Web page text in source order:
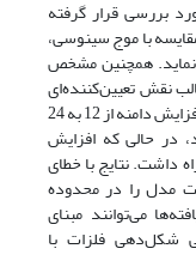
بررسی قرار گرفته
با موج سینوسی،
همچنین مشخص
نقش تعیین‌کننده‌ای
در میزان کاهش نیروی شکل‌دهی ایفا می‌کند. افزایش دامنه از 12 به 24
را 18% کاهش داد، در حالی که افزایش
کاهش 7% را به همراه داشت. نتایج با خطای
دقت مدل را در محدوده
می‌توانند مبنای
شکل‌دهی فلزات با